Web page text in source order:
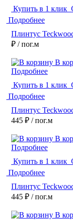
Купить в 1 клик
Подробнее
Плинтус
₽ / пог.м
В
Подробнее
Купить в 1 клик
Подробнее
Плинтус
445 ₽ / пог.м
В
Подробнее
Купить в 1 клик
Подробнее
Плинтус
445 ₽ / пог.м
В